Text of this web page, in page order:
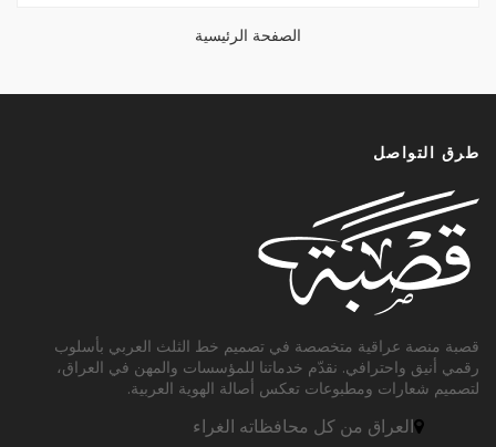
الصفحة الرئيسية
التواصل
منصة عراقية متخصصة في تصميم خط الثلث العربي بأسلوب
أنيق واحترافي. نقدّم خدماتنا للمؤسسات والمهن في العراق،
شعارات ومطبوعات تعكس أصالة الهوية العربية.
العراق من كل محافظاته الغراء